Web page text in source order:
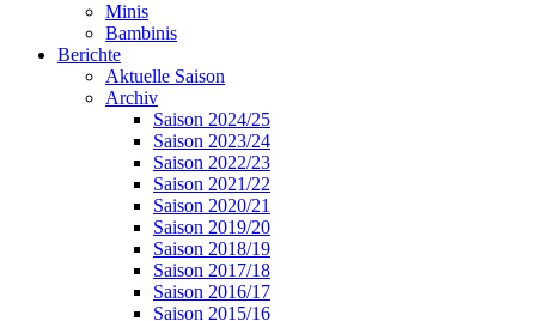
Minis
Bambinis
Berichte
Aktuelle Saison
Archiv
Saison 2024/25
Saison 2023/24
Saison 2022/23
Saison 2021/22
Saison 2020/21
Saison 2019/20
Saison 2018/19
Saison 2017/18
Saison 2016/17
Saison 2015/16